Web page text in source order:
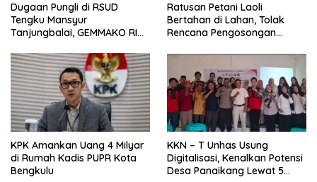
Dugaan Pungli di RSUD
Tengku Mansyur
Tanjungbalai, GEMMAKO RI
Tuntas
Ratusan Petani Laoli
Bertahan di Lahan, Tolak
Rencana Pengosongan
KPK Amankan Uang 4 Milyar
di Rumah Kadis PUPR Kota
Bengkulu
KKN – T Unhas Usung
Digitalisasi, Kenalkan Potensi
Desa Panaikang Lewat 5